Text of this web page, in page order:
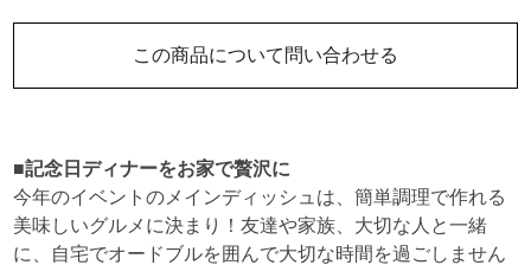
この商品について問い合わせる
■記念日ディナーをお家で贅沢に
今年のイベントのメインディッシュは、簡単調理で作れる
美味しいグルメに決まり！友達や家族、大切な人と一緒
に、自宅でオードブルを囲んで大切な時間を過ごしません